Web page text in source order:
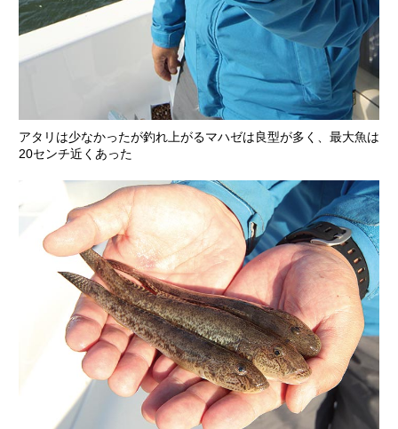
アタリは少なかったが釣れ上がるマハゼは良型が多く、最大魚は
20センチ近くあった